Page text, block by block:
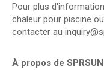
Pour plus
chaleur pour piscine
contacter au
À propos de SPRSUN